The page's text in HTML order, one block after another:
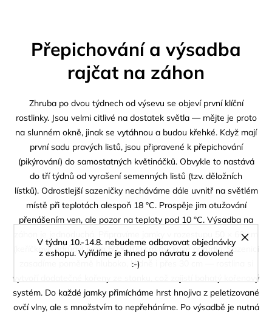
V týdnu 10.-14.8. nebudeme odbavovat objednávky
z eshopu. Vyřídíme je ihned po návratu z dovolené
:-)
Přepichování a výsadba
rajčat na záhon
Zhruba po dvou týdnech od výsevu se objeví první klíční
rostlinky. Jsou velmi citlivé na dostatek světla — mějte je proto
na slunném okně, jinak se vytáhnou a budou křehké. Když mají
první sadu pravých listů, jsou připravené k přepichování
(pikýrování) do samostatných květináčků. Obvykle to nastává
do tří týdnů od vyrašení semenných listů (tzv. děložních
lístků). Odrostlejší sazeničky necháváme dále uvnitř na světlém
místě při teplotách alespoň 18 °C. Prospěje jim otužování
přenášením ven, ale pozor na teploty pod 10 °C. Výsadba na
záhon je jednoduchá. Připravíme jamky v rozestupu 50 × 60 cm
(keříčkové odrůdy) nebo 50 × 100 cm (tyčkové odrůdy). Sazenici
zasadíme poměrně hluboko, klidně i přes 30 cm — rostlina si
vytvoří dodatečné kořeny ze stonku, což zajistí bohatý kořenový
systém. Do každé jamky přimícháme hrst hnojiva z peletizované
ovčí vlny, ale s množstvím to nepřeháníme. Po výsadbě je nutná